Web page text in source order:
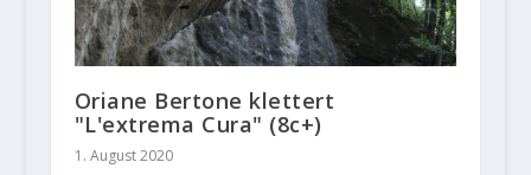
Oriane Bertone klettert
"L'extrema Cura" (8c+)
1. August 2020